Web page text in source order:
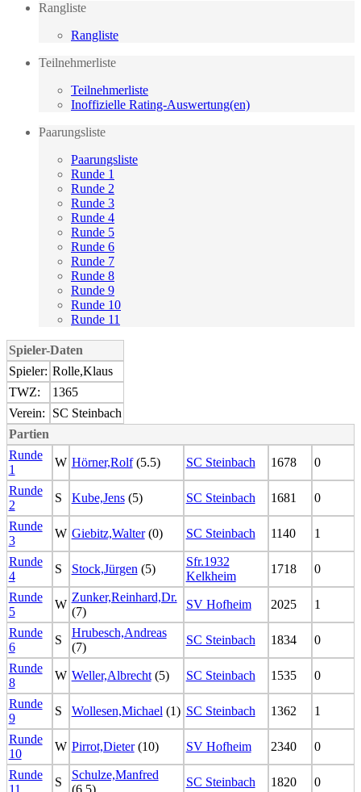
Rangliste
Rangliste
Teilnehmerliste
Teilnehmerliste
Inoffizielle Rating-Auswertung(en)
Paarungsliste
Paarungsliste
Runde 1
Runde 2
Runde 3
Runde 4
Runde 5
Runde 6
Runde 7
Runde 8
Runde 9
Runde 10
Runde 11
Spieler-Daten
Spieler: Rolle,Klaus
TWZ:
1365
Verein:
SC Steinbach
Partien
Runde
1
W Hörner,Rolf(5.5) SC Steinbach 1678 0
Runde
2
S Kube,Jens(5) SC Steinbach 1681 0
Runde
3
W Giebitz,Walter(0) SC Steinbach 1140 1
Runde
4
S Stock,Jürgen (5)
Sfr.1932
Kelkheim
1718 0
Runde
5
W
Zunker,Reinhard,Dr.
(7)
SV Hofheim 2025 1
Runde
6
S
Hrubesch,Andreas
(7)
SC Steinbach 1834 0
Runde
8
W Weller,Albrecht(5) SC Steinbach 1535 0
Runde
9
S Wollesen,Michael (1) SC Steinbach 1362 1
Runde
10
W Pirrot,Dieter(10) SV Hofheim 2340 0
Runde
S
Schulze,Manfred
SC Steinbach 1820 0